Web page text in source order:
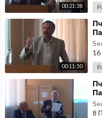
00:21:38
00:11:50
8